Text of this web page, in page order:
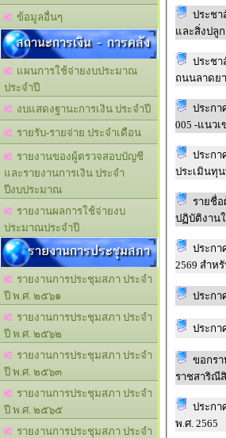
ข้อมูลอื่นๆ
สถานะการเงิน - การคลัง
แผนการใช้จ่ายงบประมาณ
ประจำปี
งบแสดงฐานะการเงิน ประจำปี
รายรับ-รายจ่าย ประจำเดือน
รายงานของผู้ตรวจสอบบัญชี
และรายงานการเงิน ประจำ
ปีงบประมาณ
รายงานผลการใช้จ่ายงบ
ประมาณประจำปี
รายงานการประชุมสภา
รายงานการประชุมสภา ประจำ
ปี พ.ศ. ๒๕๖๑
รายงานการประชุมสภา ประจำ
ปี พ.ศ. ๒๕๖๒
รายงานการประชุมสภา ประจำ
ปี พ.ศ. ๒๕๖๓
รายงานการประชุมสภา ประจำ
ปี พ.ศ. ๒๕๖๕
รายงานการประชุมสภา ประจำ
ประช
และสิ่งปลู
ประชา
ถนนลาดย
ประกา
005 -แนว
ประก
ประเมินทุ
รายชื่อ
ปฏิบัติงาน
ประกาศ
2569 สำห
ประกา
ประกา
ขอกรา
ราชสาริณี
ประกา
พ.ศ. 2565